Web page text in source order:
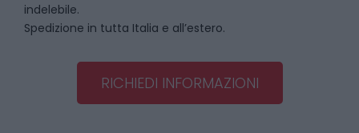
indelebile.
Spedizione in tutta Italia e all’estero.
RICHIEDI INFORMAZIONI